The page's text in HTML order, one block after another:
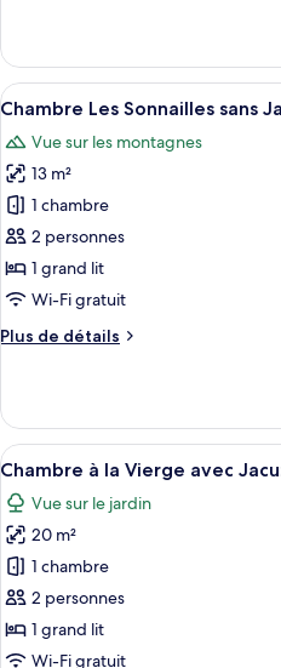
avec
Jacuzzi
privatif
le
type
de
Chambre
La
Cabuche
avec
Jacuzzi
privatif
Afficher
toutes
les
photos
pour
ce
type
de
chambre :
Chambre
sans
Jacuzzi
3
Chambre Les Sonnailles sans
Vue sur les montagnes
13 m²
1 chambre
2 personnes
1 grand lit
Wi-Fi gratuit
Plus de détails
Plus
le
type
de
chambre
Chambre
Les
Sonnailles
sans
Jacuzzi
Afficher
toutes
les
photos
pour
ce
type
de
2
Chambre à la Vierge avec
Vue sur le jardin
20 m²
1 chambre
2 personnes
1 grand lit
Wi-Fi gratuit